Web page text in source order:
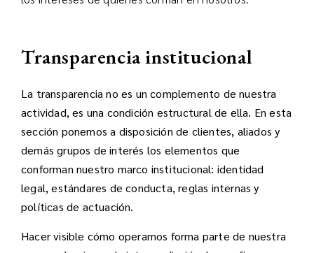
Transparencia institucional
La transparencia no es un complemento de nuestra
actividad, es una condición estructural de ella. En esta
sección ponemos a disposición de clientes, aliados y
demás grupos de interés los elementos que
conforman nuestro marco institucional: identidad
legal, estándares de conducta, reglas internas y
políticas de actuación.
Hacer visible cómo operamos forma parte de nuestra